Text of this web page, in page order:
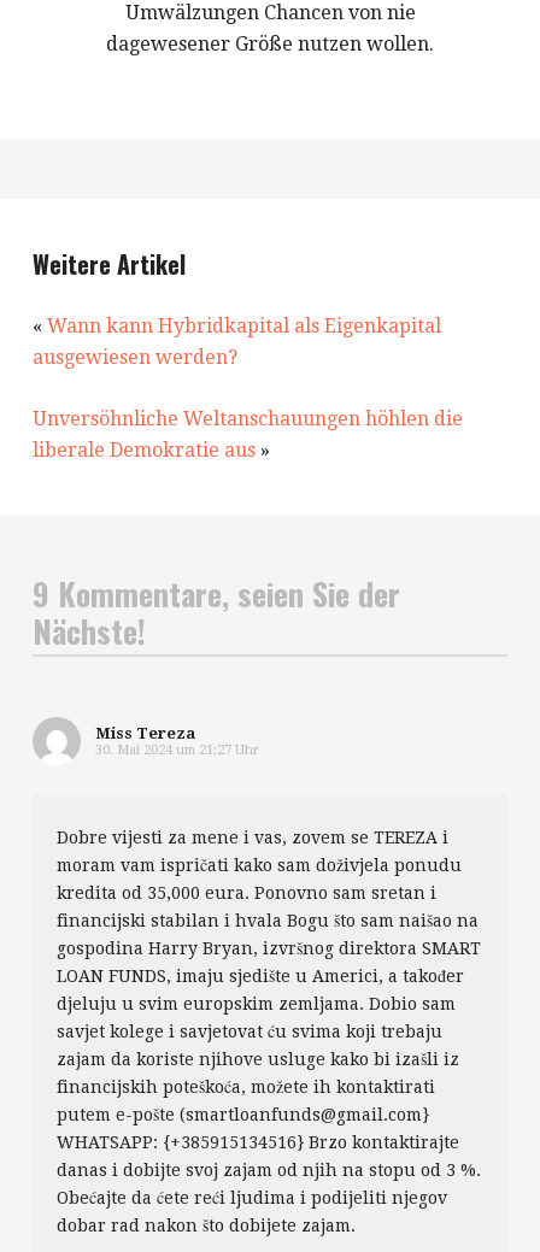
Umwälzungen Chancen von nie
dagewesener Größe nutzen wollen.
Weitere Artikel
« Wann kann Hybridkapital als Eigenkapital
ausgewiesen werden?
Unversöhnliche Weltanschauungen höhlen die
liberale Demokratie aus»
9 Kommentare, seien Sie der
Nächste!
Miss Tereza
30. Mai 2024 um 21:27 Uhr
Dobre vijesti za mene i vas, zovem se TEREZA i
moram vam ispričati kako sam doživjela ponudu
kredita od 35,000 eura. Ponovno sam sretan i
financijski stabilan i hvala Bogu što sam naišao na
gospodina Harry Bryan, izvršnog direktora SMART
LOAN FUNDS, imaju sjedište u Americi, a također
djeluju u svim europskim zemljama. Dobio sam
savjet kolege i savjetovat ću svima koji trebaju
zajam da koriste njihove usluge kako bi izašli iz
financijskih poteškoća, možete ih kontaktirati
putem e-pošte (smartloanfunds@gmail.com}
WHATSAPP: {+385915134516} Brzo kontaktirajte
danas i dobijte svoj zajam od njih na stopu od 3 %.
Obećajte da ćete reći ljudima i podijeliti njegov
dobar rad nakon što dobijete zajam.